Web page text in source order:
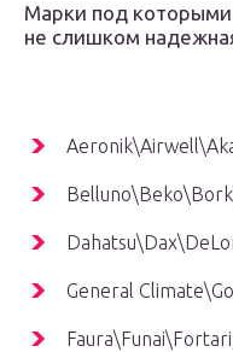
Марки под которыми
не слишком
General